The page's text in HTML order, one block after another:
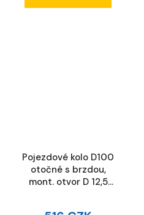
Pojezdové kolo D100
otočné s brzdou,
mont. otvor D 12,5